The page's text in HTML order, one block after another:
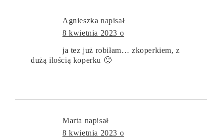
Agnieszka napisał
8 kwietnia 2023 o
ja tez już robiłam… zkoperkiem, z
dużą ilością koperku 🙂
Marta napisał
8 kwietnia 2023 o